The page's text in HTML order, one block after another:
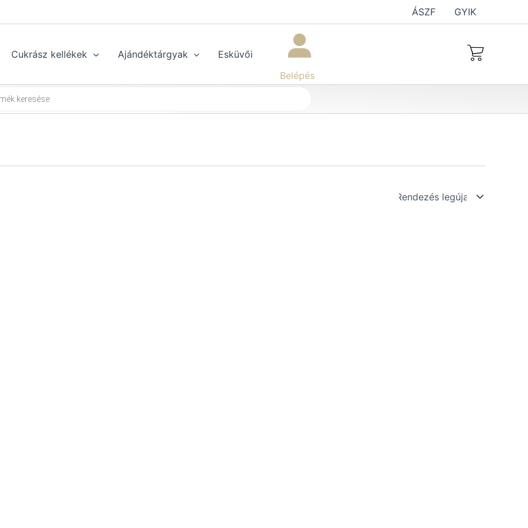
ÁSZF GYIK
Cukrász kellékek Ajándéktárgyak
Esküvői
Belépés